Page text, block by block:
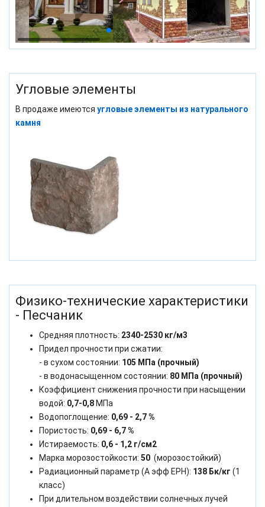
Угловые элементы
В продаже имеются угловые элементы из натурального
камня
Физико-технические характеристики
- Песчаник
Средняя плотность: 2340-2530 кг/м3
Придел прочности при сжатии:
- в сухом состоянии: 105 МПа (прочный)
- в водонасыщенном состоянии: 80 МПа (прочный)
Коэффициент снижения прочности при насыщении
водой: 0,7-0,8 МПа
Водопоглощение: 0,69 - 2,7 %
Пористость: 0,69 - 6,7 %
Истираемость: 0,6 - 1,2 г/см2
Марка морозостойкости: 50 (морозостойкий)
Радиационный параметр (А эфф ЕРН): 138 Бк/кг (1
класс)
При длительном воздействии солнечных лучей